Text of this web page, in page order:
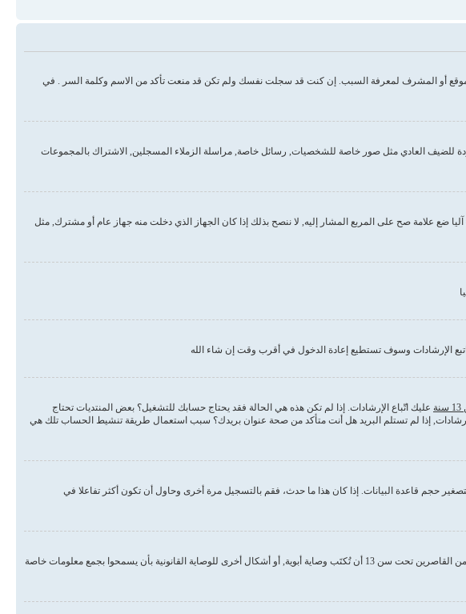
أو المشرف لمعرفة السبب. إن كنت قد سجلت نفسك ولم تكن قد منعت تأكد من الاسم وكلمة السر . في
للضيف العادي مثل صور خاصة للشخصيات, رسائل خاصة, مراسلة الزملاء المسجلين, الاشتراك بالمجموعات
علامة صح على المربع المشار إليه, لا ننصح بذلك إذا كان الجهاز الذي دخلت منه جهاز عام أو مشترك, مثل
الإرشادات وسوف تستطيع إعادة الدخول في أقرب وقت إن شاء الله
عليك اتّباع الإرشادات. إذا لم تكن هذه هي الحالة فقد يحتاج حسابك للتشغيل؟ بعض المنتديات تحتاج
إذا لم تستلم البريد هل أنت متأكد من صحة عنوان بريدك؟ سبب استعمال طريقة تنشيط الحساب تلك هي
حجم قاعدة البيانات. إذا كان هذا ما حدث، فقم بالتسجيل مرة أخرى وحاول أن تكون أكثر تفاعلا في
COPPA, أو قانون حماية خصوصية الأطفال على الويب هو قانون في الولايات المتحدة الأمريكية صدر في عام 1998 يطلب من المواقع التي تجمع معلومات من القاصرين تحت سن 13 أن تُكتَب وصاية أبوية, أو أشكال أخرى للوصاية القانونية بأن يسمحوا بجمع معلومات خاصة